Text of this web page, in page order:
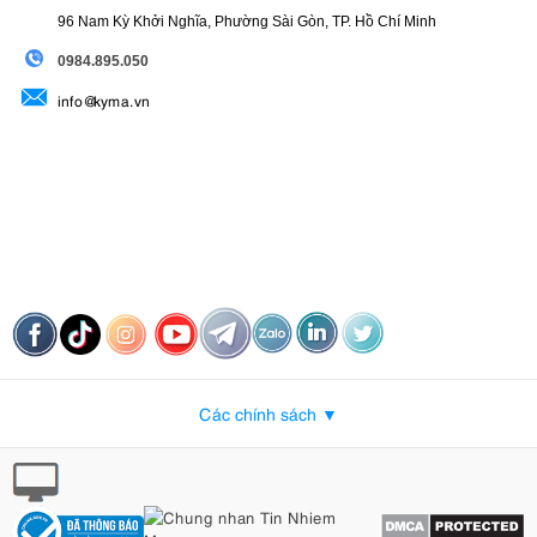
các chủ thể và vật thể ở xa, có thể đặt gần hơn đến 4 lần so với ống
kính GoPro tiêu chuẩn. Nó có vòng lấy nét thủ công cho phép người
dùng điều chỉnh khoảng cách lấy nét, với phạm vi tối thiểu là 4,3 inch
(11 cm).
ND8 / ND16 / ND32). Khi gắn vào, Hero 13 Black sẽ tự động nhận
diện bộ lọc, chuyển sang chế độ Tự động Điện ảnh và điều chỉnh các
cài đặt dựa trên môi trường xung quanh.
GoPro, đảm bảo máy quay tự động điều chỉnh cài đặt tối ưu cho từng
quay phim đa năng.
96 Nam Kỳ Khởi Nghĩa, Phường Sài Gòn, TP. Hồ Chí Minh
0984.895.050
info@kyma.vn
Các chính sách ▼